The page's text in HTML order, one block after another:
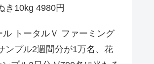
き10kg 4980円
ル トータルＶ ファーミング
ンプル2週間分が1万名、花